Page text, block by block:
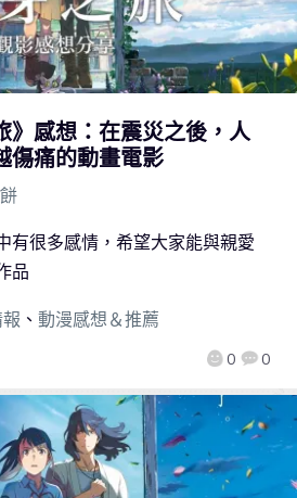
》感想：在震災之後，人
傷痛的動畫電影
0 0
有很多感情，希望大家能與親愛
品
、 動漫感想＆推薦